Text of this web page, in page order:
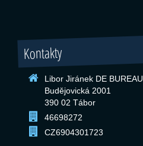
Kontakty
Libor Jiránek DE BUREAU
Budějovická 2001
390 02 Tábor
46698272
CZ6904301723